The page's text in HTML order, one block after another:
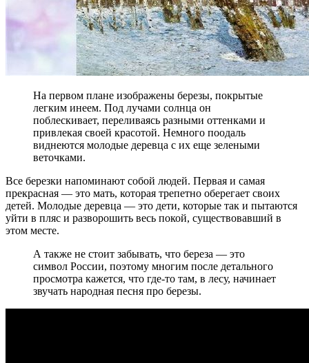
На первом плане изображены березы, покрытые
легким инеем. Под лучами солнца он
поблескивает, переливаясь разными оттенками и
привлекая своей красотой. Немного поодаль
виднеются молодые деревца с их еще зелеными
веточками.
Все березки напоминают собой людей. Первая и самая
прекрасная — это мать, которая трепетно оберегает своих
детей. Молодые деревца — это дети, которые так и пытаются
уйти в пляс и разворошить весь покой, существовавший в
этом месте.
А также не стоит забывать, что береза — это
символ России, поэтому многим после детального
просмотра кажется, что где-то там, в лесу, начинает
звучать народная песня про березы.